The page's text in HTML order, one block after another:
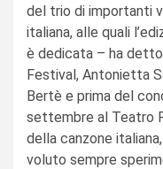
del trio di importanti
italiana, alle quali
è dedicata – ha
Festival, Antonietta
Bertè e prima del
settembre al Teatro
della canzone
voluto sempre